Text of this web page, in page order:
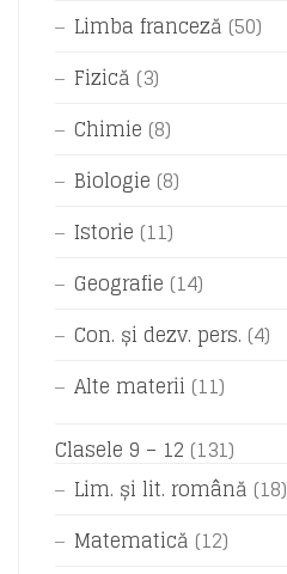
Limba franceză (50)
Fizică (3)
Chimie (8)
Biologie (8)
Istorie (11)
Geografie (14)
Con. și dezv. pers. (4)
Alte materii (11)
Clasele 9 – 12 (131)
Lim. și lit. română (18)
Matematică (12)